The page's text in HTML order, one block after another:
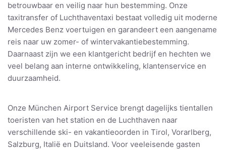
betrouwbaar en veilig naar hun bestemming. Onze
taxitransfer of Luchthaventaxi bestaat volledig uit moderne
Mercedes Benz voertuigen en garandeert een aangename
reis naar uw zomer- of wintervakantiebestemming.
Daarnaast zijn we een klantgericht bedrijf en hechten we
veel belang aan interne ontwikkeling, klantenservice en
duurzaamheid.
Onze München Airport Service brengt dagelijks tientallen
toeristen van het station en de Luchthaven naar
verschillende ski- en vakantieoorden in Tirol, Vorarlberg,
Salzburg, Italië en Duitsland. Voor veeleisende gasten